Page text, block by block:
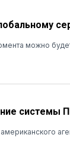
можно
системы